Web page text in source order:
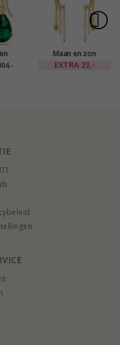
in
Maan en zon
oorbellen in verguld
EXTRA 23,-